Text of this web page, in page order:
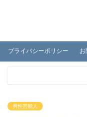
プライバシーポリシー お
男性芸能人